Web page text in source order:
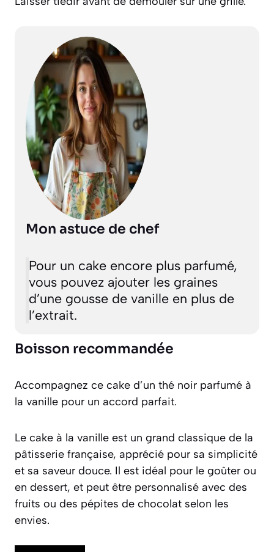
Mon astuce de chef
Pour un cake encore plus parfumé,
vous pouvez ajouter les graines
d’une gousse de vanille en plus de
l’extrait.
Boisson recommandée
Accompagnez ce cake d’un thé noir parfumé à
la vanille pour un accord parfait.
Le cake à la vanille est un grand classique de la
pâtisserie française, apprécié pour sa simplicité
et sa saveur douce. Il est idéal pour le goûter ou
en dessert, et peut être personnalisé avec des
fruits ou des pépites de chocolat selon les
envies.